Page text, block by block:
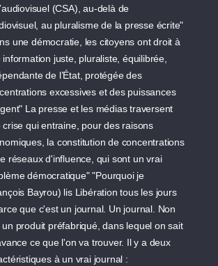
(CSA), au-delà de
au pluralisme de la presse écrite"
une démocratie, les citoyens ont droit à
information juste, pluraliste, équilibrée,
de l’État, protégée des
excessives et des puissances
La presse et les médias traversent
crise qui entraine, pour des raisons
la constitution de concentrations
réseaux d'influence, qui sont un vrai
démocratique" "Pourquoi je
Bayrou) lis Libération tous les jours
que c'est un journal. Un journal. Non
un produit préfabriqué, dans lequel on sait
ce que l'on va trouver. Il y a deux
à un vrai journal :